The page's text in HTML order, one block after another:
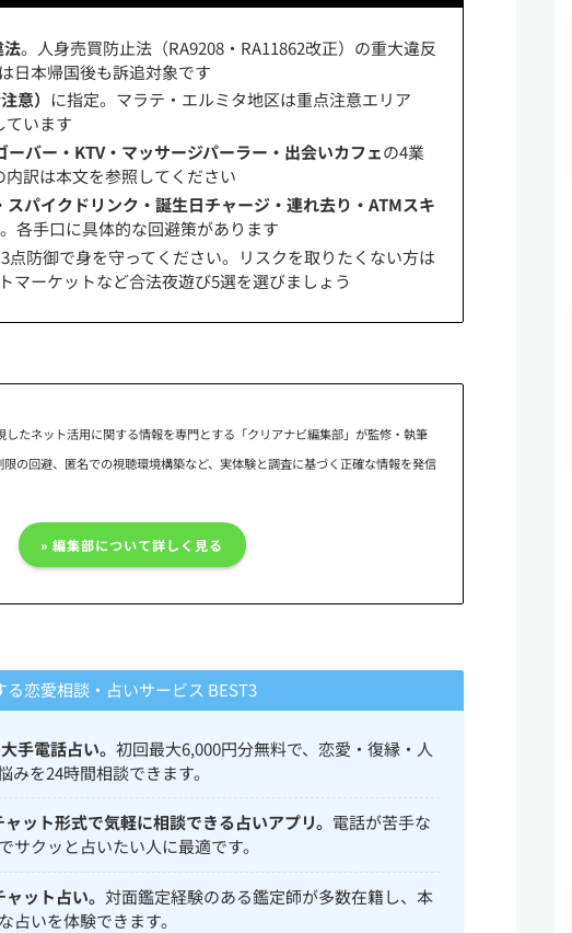
法。人身売買防止法（RA9208・RA11862改正）の重大違反
日本帰国後も訴追対象です
意） に指定。マラテ・エルミタ地区は重点注意エリア
ています
ーバー・KTV・マッサージパーラー・出会いカフェの4業
訳は本文を参照してください
パイクドリンク・誕生日チャージ・連れ去り・ATMスキ
各手口に具体的な回避策があります
点防御で身を守ってください。リスクを取りたくない方は
マーケットなど合法夜遊び5選を選びましょう
たネット活用に関する情報を専門とする「クリアナビ編集部」が監修・執筆
限の回避、匿名での視聴環境構築など、実体験と調査に基づく正確な情報を発信
» 編集部について詳しく見る
恋愛相談・占いサービス BEST3
手電話占い。 初回最大6,000円分無料で、恋愛・復縁・人
みを24時間相談できます。
ット形式で気軽に相談できる占いアプリ。 電話が苦手な
サクッと占いたい人に最適です。
ャット占い。対面鑑定経験のある鑑定師が多数在籍し、本
占いを体験できます。